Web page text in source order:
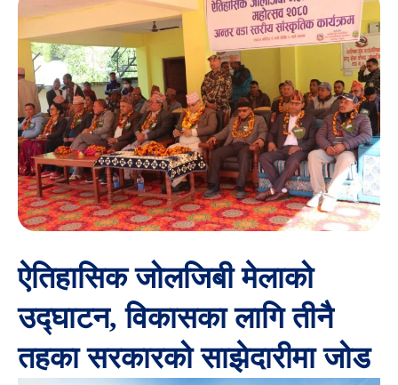
ऐतिहासिक जोलजिबी मेलाको
उद्घाटन, विकासका लागि तीनै
तहका सरकारको साझेदारीमा जोड